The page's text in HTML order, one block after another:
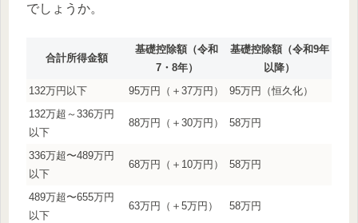
でしょうか。
合計所得金額
基礎控除額（令和
7・8年）
基礎控除額（令和9年
以降）
132万円以下
95万円（＋37万円）
95万円（恒久化）
132万超～336万円
以下
88万円（＋30万円） 58万円
336万超〜489万円
以下
68万円（＋10万円） 58万円
489万超〜655万円
以下
63万円（＋5万円） 58万円